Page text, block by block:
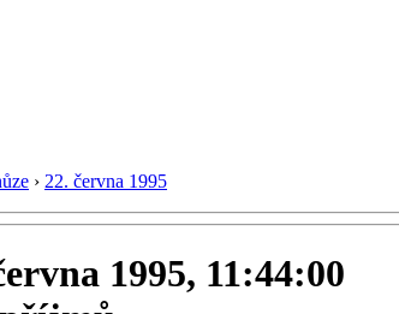
› 22. června 1995
1995, 11:44:00